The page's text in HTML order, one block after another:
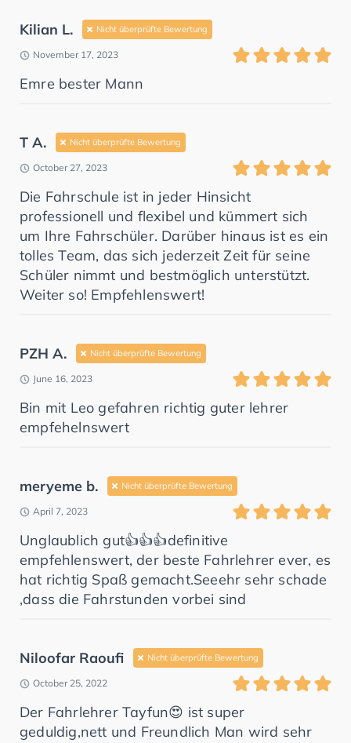
Kilian L. Nicht überprüfte Bewertung
November 17, 2023
Emre bester Mann
T A. Nicht überprüfte Bewertung
October 27, 2023
Die Fahrschule ist in jeder Hinsicht
professionell und flexibel und kümmert sich
um Ihre Fahrschüler. Darüber hinaus ist es ein
tolles Team, das sich jederzeit Zeit für seine
Schüler nimmt und bestmöglich unterstützt.
Weiter so! Empfehlenswert!
PZH A. Nicht überprüfte Bewertung
June 16, 2023
Bin mit Leo gefahren richtig guter lehrer
empfehelnswert
meryeme b. Nicht überprüfte Bewertung
April 7, 2023
Unglaublich gut👍👍👍definitive
empfehlenswert, der beste Fahrlehrer ever, es
hat richtig Spaß gemacht.Seeehr sehr schade
,dass die Fahrstunden vorbei sind
Niloofar Raoufi Nicht überprüfte Bewertung
October 25, 2022
Der Fahrlehrer Tayfun😍 ist super
geduldig,nett und Freundlich Man wird sehr